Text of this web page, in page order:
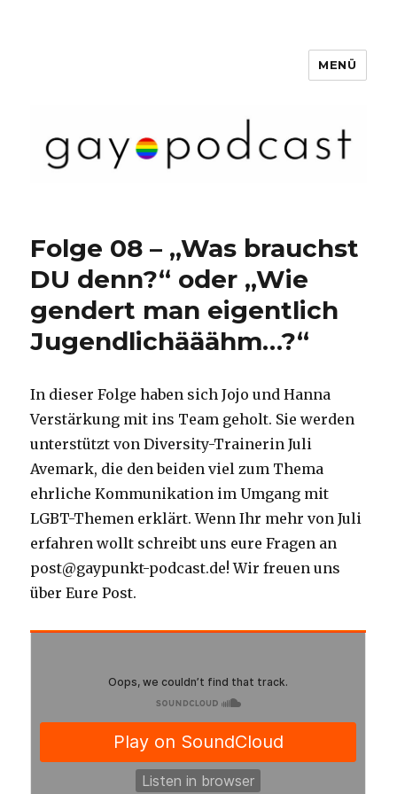
MENÜ
Folge 08 – „Was brauchst
DU denn?“ oder „Wie
gendert man eigentlich
Jugendlichääähm…?“
In dieser Folge haben sich Jojo und Hanna
Verstärkung mit ins Team geholt. Sie werden
unterstützt von Diversity-Trainerin Juli
Avemark, die den beiden viel zum Thema
ehrliche Kommunikation im Umgang mit
LGBT-Themen erklärt. Wenn Ihr mehr von Juli
erfahren wollt schreibt uns eure Fragen an
post@gaypunkt-podcast.de! Wir freuen uns
über Eure Post.